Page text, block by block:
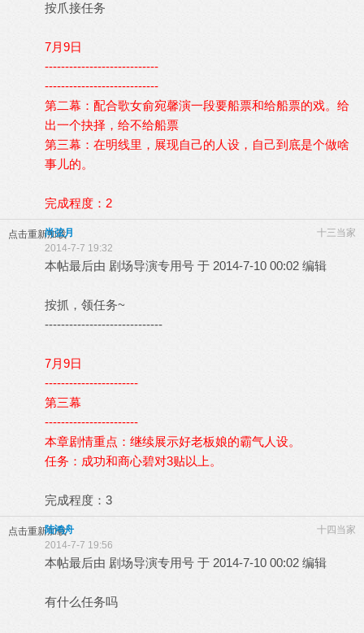
按爪接任务
7月9日
----------------------------
----------------------------
第二幕：配合歌女俞宛馨演一段要船票和给船票的戏。给
出一个抉择，给不给船票
第三幕：在明线里，展现自己的人设，自己到底是个做啥
事儿的。
完成程度：2
点击重新加载 十三当家
尚弦月
2014-7-7 19:32
本帖最后由 剧场导演专用号 于 2014-7-10 00:02 编辑
按抓，领任务~
-----------------------------
7月9日
-----------------------
第三幕
-----------------------
本章剧情重点：继续展示好老板娘的霸气人设。
任务：成功和商心碧对3贴以上。
完成程度：3
点击重新加载 十四当家
陆鸿舟
2014-7-7 19:56
本帖最后由 剧场导演专用号 于 2014-7-10 00:02 编辑
有什么任务吗